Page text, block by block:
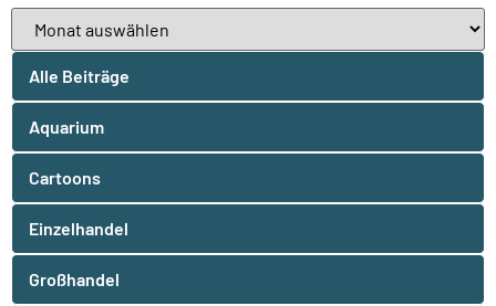
Alle Beiträge
Aquarium
Cartoons
Einzelhandel
Großhandel